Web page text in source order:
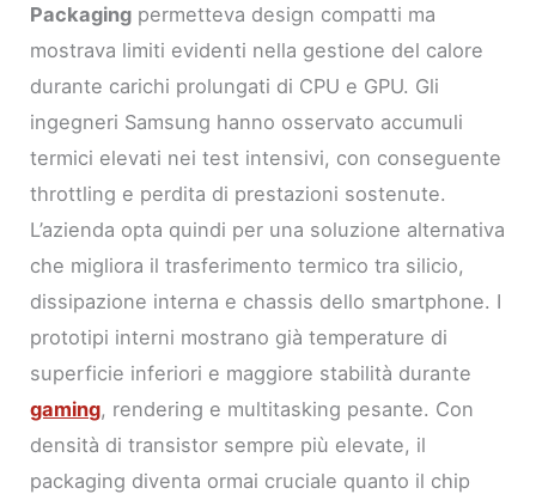
Packaging permetteva design compatti ma
mostrava limiti evidenti nella gestione del calore
durante carichi prolungati di CPU e GPU. Gli
ingegneri Samsung hanno osservato accumuli
termici elevati nei test intensivi, con conseguente
throttling e perdita di prestazioni sostenute.
L’azienda opta quindi per una soluzione alternativa
che migliora il trasferimento termico tra silicio,
dissipazione interna e chassis dello smartphone. I
prototipi interni mostrano già temperature di
superficie inferiori e maggiore stabilità durante
gaming, rendering e multitasking pesante. Con
densità di transistor sempre più elevate, il
packaging diventa ormai cruciale quanto il chip